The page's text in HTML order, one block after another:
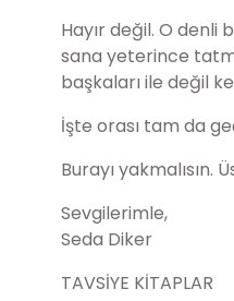
Hayır değil. O denli
sana yeterince
başkaları ile değil
İşte orası tam da
Burayı yakmalısın.
Sevgilerimle,
Seda Diker
TAVSİYE KİTAPLAR